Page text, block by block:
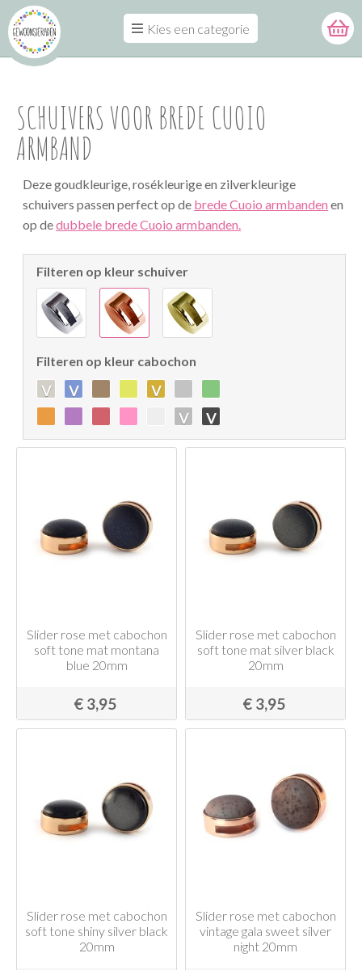
Kies een categorie
SCHUIVERS VOOR BREDE CUOIO
ARMBAND
Deze goudkleurige, rosékleurige en zilverkleurige
schuivers passen perfect op de brede Cuoio armbanden en
op dedubbele brede Cuoio armbanden.
Filteren op kleur schuiver
Filteren op kleur cabochon
v v
v
v
v
Slider rose met cabochon
soft tone mat montana
blue 20mm
€ 3,95
Slider rose met cabochon
soft tone mat silver black
20mm
€ 3,95
Slider rose met cabochon
soft tone shiny silver black
20mm
Slider rose met cabochon
vintage gala sweet silver
night 20mm